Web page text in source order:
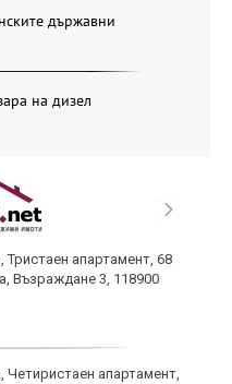
държавни
на дизел
Тристаен апартамент, 68
Възраждане 3, 118900
Четиристаен апартамент,